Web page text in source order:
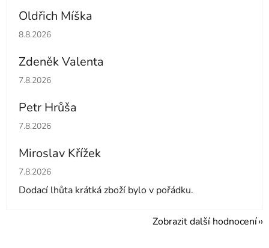
Oldřich Míška
Hodnocení obchodu je 5 z 5 hvězdiček.
8.8.2026
Zdeněk Valenta
Hodnocení obchodu je 5 z 5 hvězdiček.
7.8.2026
Petr Hrůša
Hodnocení obchodu je 5 z 5 hvězdiček.
7.8.2026
Miroslav Křížek
Hodnocení obchodu je 5 z 5 hvězdiček.
7.8.2026
Dodací lhůta krátká zboží bylo v pořádku.
Zobrazit další hodnocení